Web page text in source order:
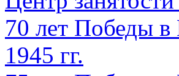
70 лет Победы в
1945 гг.